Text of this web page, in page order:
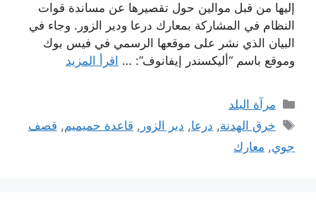
إليها من قبل موالين حول تقصيرها عن مساندة قوات
النظام في المشاركة بمعارك درعا ودير الزور. وجاء في
البيان الذي نشر على موقعها الرسمي في فيس بوك
وموقع باسم “أليكسندر إيفانوف”: … اقرأ المزيد
التصنيفات
مرآة البلد
الوسوم
خرق الهدنة, درعا, دير الزور , قاعدة حميميم, قصف
جوي, معارك